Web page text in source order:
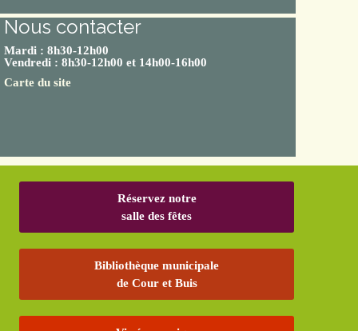
Nous contacter
Mardi : 8h30-12h00
Vendredi : 8h30-12h00 et 14h00-16h00
Carte du site
Réservez notre
salle des fêtes
Bibliothèque municipale
de Cour et Buis